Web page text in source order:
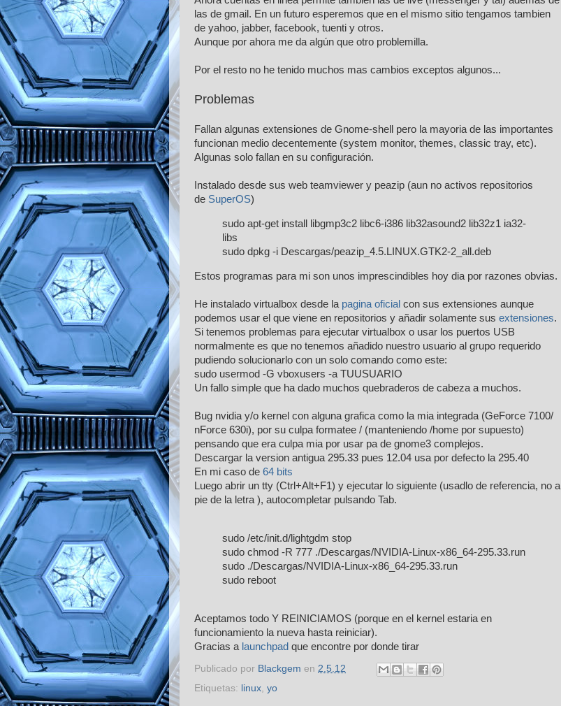
las de gmail. En un futuro esperemos que en el mismo sitio tengamos tambien
de yahoo, jabber, facebook, tuenti y otros.
Aunque por ahora me da algún que otro problemilla.
Por el resto no he tenido muchos mas cambios exceptos algunos...
Problemas
Fallan algunas extensiones de Gnome-shell pero la mayoria de las importantes
funcionan medio decentemente (system monitor, themes, classic tray, etc).
Algunas solo fallan en su configuración.
Instalado desde sus web teamviewer y peazip (aun no activos repositorios
de SuperOS)
sudo apt-get install libgmp3c2 libc6-i386 lib32asound2 lib32z1 ia32-
libs
sudo dpkg -i Descargas/peazip_4.5.LINUX.GTK2-2_all.deb
Estos programas para mi son unos imprescindibles hoy dia por razones obvias.
He instalado virtualbox desde la pagina oficial con sus extensiones aunque
podemos usar el que viene en repositorios y añadir solamente sus extensiones.
Si tenemos problemas para ejecutar virtualbox o usar los puertos USB
normalmente es que no tenemos añadido nuestro usuario al grupo requerido
pudiendo solucionarlo con un solo comando como este:
sudo usermod -G vboxusers -a TUUSUARIO
Un fallo simple que ha dado muchos quebraderos de cabeza a muchos.
Bug nvidia y/o kernel con alguna grafica como la mia integrada (GeForce 7100/
nForce 630i), por su culpa formatee / (manteniendo /home por supuesto)
pensando que era culpa mia por usar pa de gnome3 complejos.
Descargar la version antigua 295.33 pues 12.04 usa por defecto la 295.40
En mi caso de 64 bits
Luego abrir un tty (Ctrl+Alt+F1) y ejecutar lo siguiente (usadlo de referencia, no al
pie de la letra ), autocompletar pulsando Tab.
sudo /etc/init.d/lightgdm stop
sudo chmod -R 777 ./Descargas/NVIDIA-Linux-x86_64-295.33.run
sudo ./Descargas/NVIDIA-Linux-x86_64-295.33.run
sudo reboot
Aceptamos todo Y REINICIAMOS (porque en el kernel estaria en
funcionamiento la nueva hasta reiniciar).
Gracias a launchpad que encontre por donde tirar
Publicado por Blackgem en 2.5.12
Etiquetas: linux, yo